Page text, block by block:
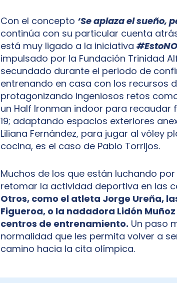
Con el concepto ‘Se aplaza el sueño,
continúa con su particular cuenta
está muy ligado a la iniciativa
impulsado por la Fundación Trinidad
secundado durante el periodo de
entrenando en casa con los recursos
protagonizando ingeniosos retos
un Half Ironman indoor para recaudar
19; adaptando espacios exteriores
Liliana Fernández, para jugar al vóley
cocina, es el caso de Pablo Torrijos.
Muchos de los que están luchando
retomar la actividad deportiva en las
Otros, como el atleta Jorge Ureña,
Figueroa, o la nadadora Lidón
centros de entrenamiento. Un paso
normalidad que les permita volver a
camino hacia la cita olímpica.